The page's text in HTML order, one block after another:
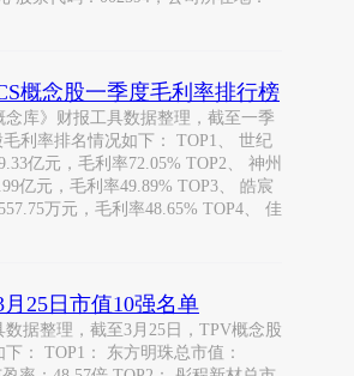
概念股一季度毛利率排行榜
念库》财报工具数据整理，截至一季
毛利率排名情况如下： TOP1、 世纪
亿元，毛利率72.05% TOP2、 神州
亿元，毛利率49.89% TOP3、 皓宸
万元，毛利率48.65% TOP4、 佳
25日市值10强名单
据整理，截至3月25日，TPV概念股
： TOP1： 东方明珠总市值：